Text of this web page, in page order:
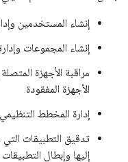
إنشاء المستخدمين
إنشاء المجموعات
مراقبة الأجهزة
الأجهزة المفقودة
إدارة المخطط
تدقيق التطبيقات
إليها وإبطال